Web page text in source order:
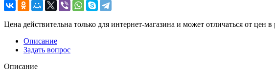
Цена действительна только для интернет-магазина и может отличаться от цен
Описание
Задать вопрос
Описание